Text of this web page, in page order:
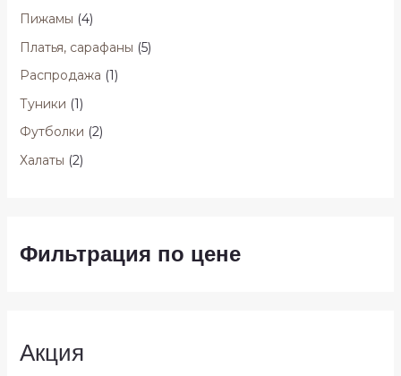
Пижамы (4)
Платья, сарафаны (5)
Распродажа (1)
Туники (1)
Футболки (2)
Халаты (2)
Фильтрация по цене
Акция